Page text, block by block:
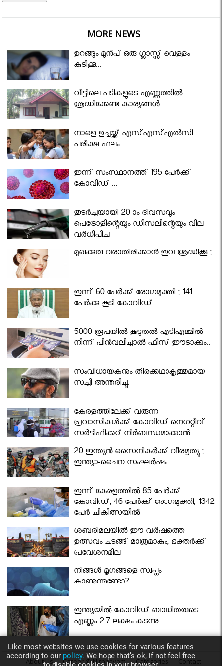
MORE NEWS
ഉറങ്ങും മുന്‍പ് ഒരു ഗ്ലാസ്സ് വെള്ളം
കുടിക്കൂ...
വീട്ടിലെ പടികളുടെ എണ്ണത്തിൽ
ശ്രദ്ധിക്കേണ്ട കാര്യങ്ങൾ
നാളെ ഉച്ചയ്ക്ക് എസ്എസ്എല്‍സി
പരീക്ഷ ഫലം
ഇന്ന് സംസ്ഥാനത്ത് 195 പേര്‍ക്ക്
കോവിഡ് ...
തുടർച്ചയായി 20-ാം ദിവസവും
പെട്രോളിന്റെയും ഡീസലിന്റെയും വില
വര്‍ധിപ്പിച്ചു
മുഖക്കുരു വരാതിരിക്കാന്‍ ഇവ ശ്രദ്ധിക്കൂ ;
ഇന്ന് 60 പേർക്ക് രോഗമുക്തി ; 141
പേര്‍ക്കു കൂടി കോവിഡ്
5000 രൂപയിൽ കൂടുതൽ എടിഎമ്മിൽ
നിന്ന് പിൻവലിച്ചാൽ ഫീസ് ഈടാക്കും..
സംവിധായകനും തിരക്കഥാകൃത്തുമായ
സച്ചി അന്തരിച്ചു.
കേരളത്തിലേക്ക് വരുന്ന
പ്രവാസികള്‍ക്ക് കോവിഡ് നെഗറ്റീവ്
സര്‍ട്ടിഫിക്കറ്റ് നിർബന്ധമാക്കാൻ
മന്ത്രിസഭ
20 ഇന്ത്യൻ സൈനികർക്ക് വീരമൃത്യു ;
ഇന്ത്യാ-ചൈന സംഘർഷം
ഇന്ന് കേരളത്തിൽ 85 പേർക്ക്
കോവിഡ്; 46 പേർക്ക് രോഗമുക്തി, 1342
പേർ ചികിത്സയിൽ
ശബരിമലയില്‍ ഈ വർഷത്തെ
ഉത്സവം ചടങ്ങ് മാത്രമാകും; ഭക്തർക്ക്
പ്രവേശനമില്ല
നിങ്ങള്‍ മൃഗങ്ങളെ സ്വപ്നം
കാണുന്നുണ്ടോ?
ഇന്ത്യയിൽ കോവിഡ് ബാധിതരുടെ
എണ്ണം 2.7 ലക്ഷം കടന്നു
About Us Career @ Nirbhayam Categories
Contact
Like most websites we use cookies for various features
according to our policy. We hope that’s ok, if not feel free